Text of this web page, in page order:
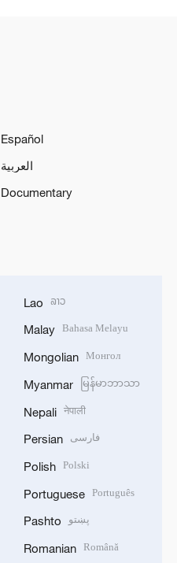
Español
العربية
Documentary
Lao ລາວ
Malay Bahasa Melayu
Mongolian Монгол
Myanmar မြန်မာဘာသာ
Nepali नेपाली
Persian فارسی
Polish Polski
Portuguese Português
Pashto پښتو
Romanian Română